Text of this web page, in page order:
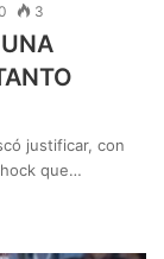
3
justificar, con
que…